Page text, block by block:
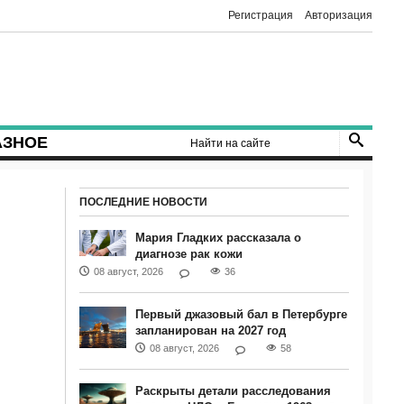
Регистрация Авторизация
ПОСЛЕДНИЕ НОВОСТИ
Мария Гладких рассказала о
диагнозе рак кожи
08 август, 2026 36
Первый джазовый бал в Петербурге
запланирован на 2027 год
08 август, 2026 58
Раскрыты детали расследования